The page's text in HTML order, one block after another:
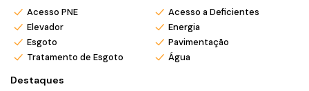
Além de toda a sofisticação, a localização é um grande
destaque: próxima ao mar e com fácil acesso aos principais
pontos da região, unindo tranquilidade, conveniência e
Uma oportunidade única para morar bem ou investir com
Acesso PNE
Acesso a Deficientes
Elevador
Energia
Esgoto
Pavimentação
Tratamento de Esgoto
Água
Destaques